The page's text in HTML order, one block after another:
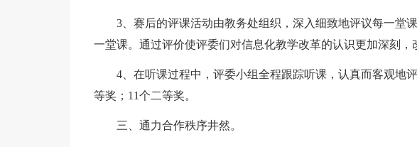
3、赛后的评课活动由教务处组织，深入细致地评议每一堂
一堂课。通过评价使评委们对信息化教学改革的认识更加深刻，
4、在听课过程中，评委小组全程跟踪听课，认真而客观地
等奖；11个二等奖。
三、通力合作秩序井然。